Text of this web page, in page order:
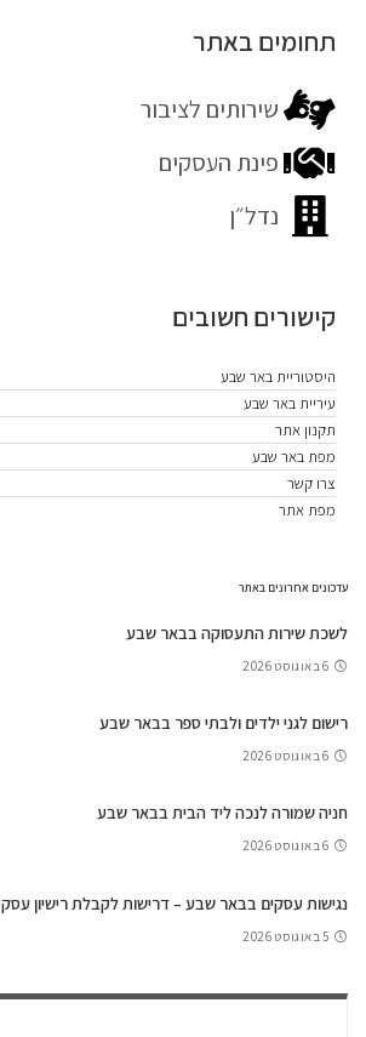
תחומים באתר
שירותים לציבור
פינת העסקים
נדל״ן
קישורים חשובים
היסטוריית באר שבע
עיריית באר שבע
תקנון אתר
מפת באר שבע
צרו קשר
מפת אתר
עדכונים אחרונים באתר
לשכת שירות התעסוקה בבאר שבע
6 באוגוסט 2026
רישום לגני ילדים ולבתי ספר בבאר שבע
6 באוגוסט 2026
חניה שמורה לנכה ליד הבית בבאר שבע
6 באוגוסט 2026
נגישות עסקים בבאר שבע – דרישות לקבלת רישיון עסק
5 באוגוסט 2026